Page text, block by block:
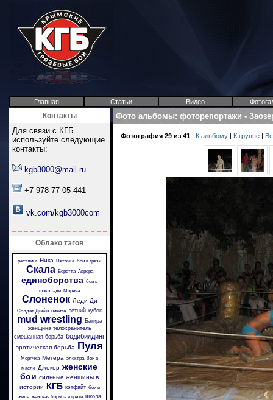
Главная Статьи Видео
Контакты
Для связи с КГБ
используйте следующие
контакты:
kgb3000@mail.ru
+7 978 77 05 441
vk.com/kgb3000com
Облако тэгов
рестлинг Ника Пяточка бои в грязи
Скала Беретта Аврора
единоборства бои в
шоколаде Моряча
Слоненок Леди Ди
Солдат Джейн никита летний кубок
mud wrestling Багира
женщина телохранитель
смешанная борьба бодибилдинг
эротическая борьба Пуля
Морячка Мегера электра бои в
масле Джокер женские
бои сильные женщины в
истории КГБ кэтфайт бои в
желе женская борьба в грязи школа
Фото альбомы: фоторепортажи -
Фотография 29 из 41 | К альбому | К группе |